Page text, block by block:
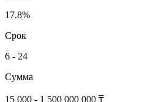
17.8%
Срок
6 - 24
Сумма
15 000 - 1 500 000 000 ₸